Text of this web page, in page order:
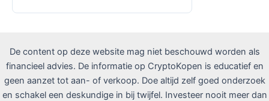
De content op deze website mag niet beschouwd worden als
financieel advies. De informatie op CryptoKopen is educatief en
geen aanzet tot aan- of verkoop. Doe altijd zelf goed onderzoek
en schakel een deskundige in bij twijfel. Investeer nooit meer dan